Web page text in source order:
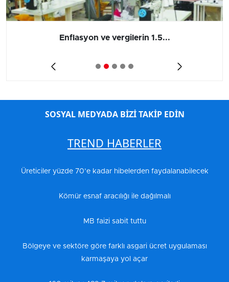
Enflasyon ve vergilerin 1.5...
SOSYAL MEDYADA BİZİ TAKİP EDİN
TREND HABERLER
Üreticiler yüzde 70’e kadar hibelerden faydalanabilecek
Kömür esnaf aracılığı ile dağılmalı
MB faizi sabit tuttu
Bölgeye ve sektöre göre farklı asgari ücret uygulaması
karmaşaya yol açar